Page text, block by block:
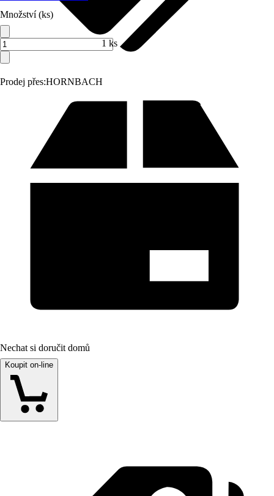
Prodej přes:HORNBACH
Množství (ks)
1 ks
Nechat si doručit domů
Koupit on-line